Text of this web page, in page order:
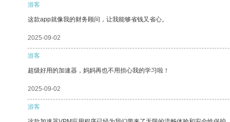
游客
这款app就像我的财务顾问，让我能够省钱又省心。
2025-09-02
游客
超级好用的加速器，妈妈再也不用担心我的学习啦！
2025-09-02
游客